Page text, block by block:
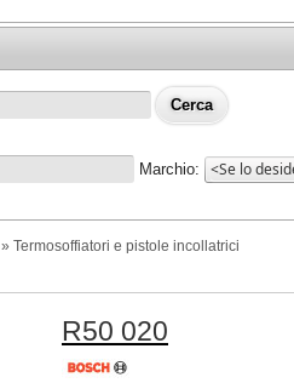
Marchio:
» Termosoffiatori e pistole incollatrici
R50 020